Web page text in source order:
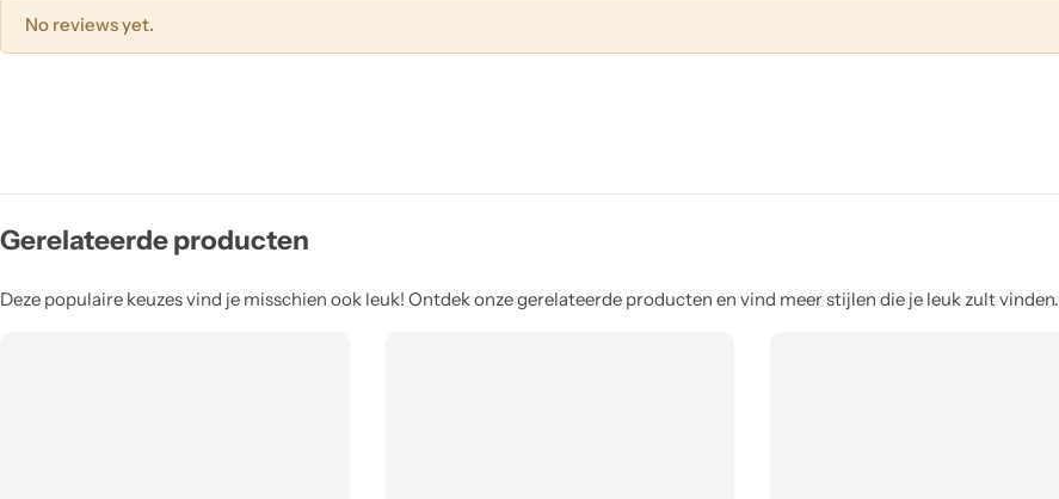
No reviews yet.
Gerelateerde producten
Deze populaire keuzes vind je misschien ook leuk! Ontdek onze gerelateerde producten en vind meer stijlen die je leuk zult vinden.